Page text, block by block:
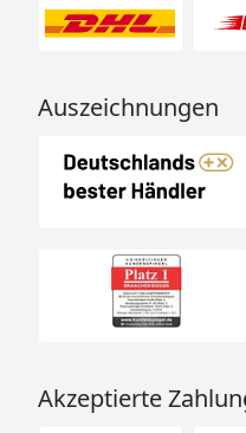
Auszeichnungen
Akzeptierte